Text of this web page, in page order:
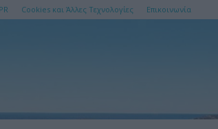
Cookies και Άλλες Τεχνολογίες Επικοινωνία